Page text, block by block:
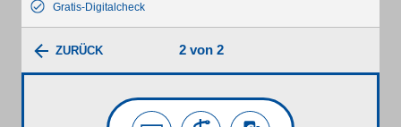
Gratis-Digitalcheck
ZURÜCK 2 von 2